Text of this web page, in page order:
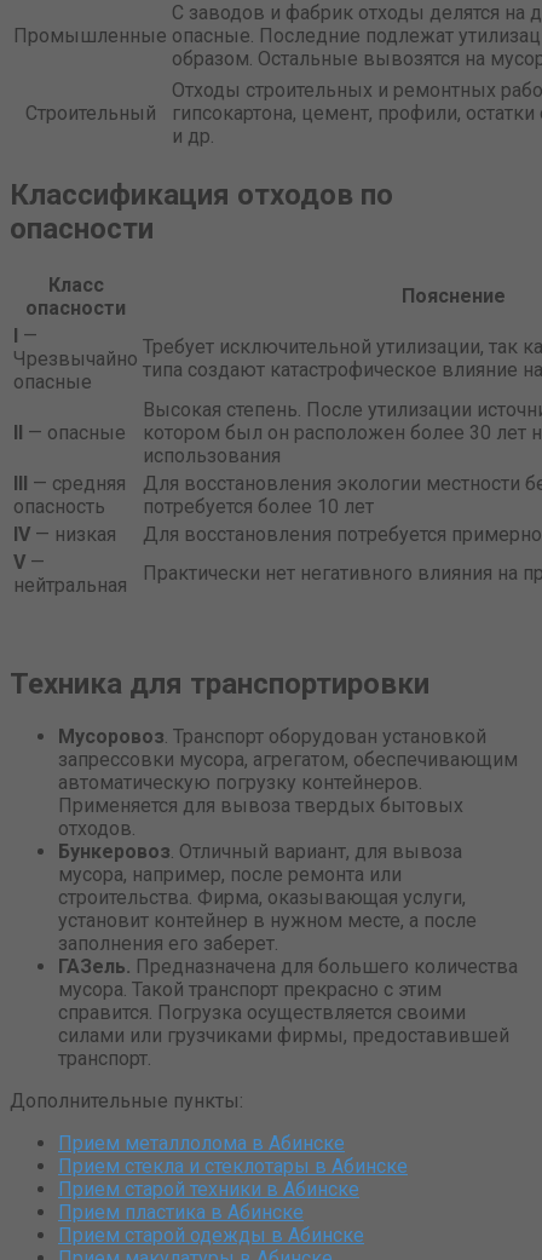
Промышленные
С заводов и фабрик отходы делятся на
опасные. Последние подлежат
образом. Остальные вывозятся на
Строительный
Отходы строительных и ремонтных
гипсокартона, цемент, профили,
и др.
Классификация отходов по
опасности
Класс
опасности
Пояснение
—
Чрезвычайно
опасные
Требует исключительной утилизации, так
типа создают катастрофическое влияние
— опасные
Высокая степень. После утилизации
котором был он расположен более 30 лет
использования
— средняя
опасность
Для восстановления экологии местности
потребуется более 10 лет
IV — низкая
Для восстановления потребуется
V —
нейтральная
Практически нет негативного влияния на
Техника для транспортировки
Мусоровоз. Транспорт оборудован установкой
запрессовки мусора, агрегатом, обеспечивающим
автоматическую погрузку контейнеров.
Применяется для вывоза твердых бытовых
отходов.
Бункеровоз. Отличный вариант, для вывоза
мусора, например, после ремонта или
строительства. Фирма, оказывающая услуги,
установит контейнер в нужном месте, а после
заполнения его заберет.
ГАЗель. Предназначена для большего количества
мусора. Такой транспорт прекрасно с этим
справится. Погрузка осуществляется своими
силами или грузчиками фирмы, предоставившей
транспорт.
Дополнительные пункты:
Прием металлолома в Абинске
Прием стекла и стеклотары в Абинске
Прием старой техники в Абинске
Прием пластика в Абинске
Прием старой одежды в Абинске